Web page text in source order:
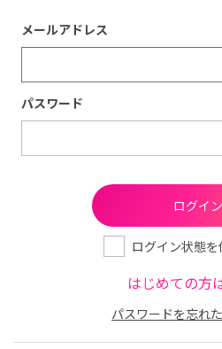
メールアドレス
パスワード
ログイン状態を
はじめての方
パスワードを忘れ